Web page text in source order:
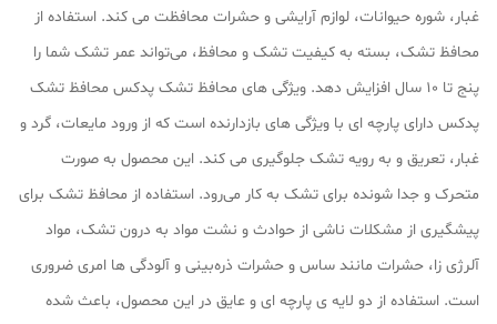
غبار، شوره حیوانات، لوازم آرایشی و حشرات محافظت می کند. استفاده از
محافظ تشک، بسته به کیفیت تشک و محافظ، می‌تواند عمر تشک شما را
پنج تا 10 سال افزایش دهد. ویژگی های محافظ تشک پدکس محافظ تشک
پدکس دارای پارچه ای با ویژگی‌ های بازدارنده است که از ورود مایعات، گرد و
غبار، تعریق و به رویه تشک جلوگیری می کند. این محصول به صورت
متحرک و جدا شونده برای تشک به کار می‌رود. استفاده از محافظ تشک برای
پیشگیری از مشکلات ناشی از حوادث و نشت مواد به درون تشک، مواد
آلرژی‌ زا، حشرات مانند ساس و حشرات ذره‌بینی و آلودگی‌ ها امری ضروری
است. استفاده از دو لایه‌ ی پارچه‌ ای و عایق در این محصول، باعث شده